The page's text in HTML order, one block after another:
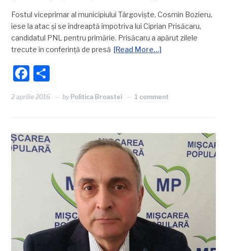
Fostul viceprimar al municipiului Târgoviște, Cosmin Bozieru,
iese la atac și se îndreaptă împotriva lui Ciprian Prisăcaru,
candidatul PNL pentru primărie. Prisăcaru a apărut zilele
trecute în conferință de presă [Read More…]
Facebook
2 aprilie 2016 by Politica Broastei 1 comment